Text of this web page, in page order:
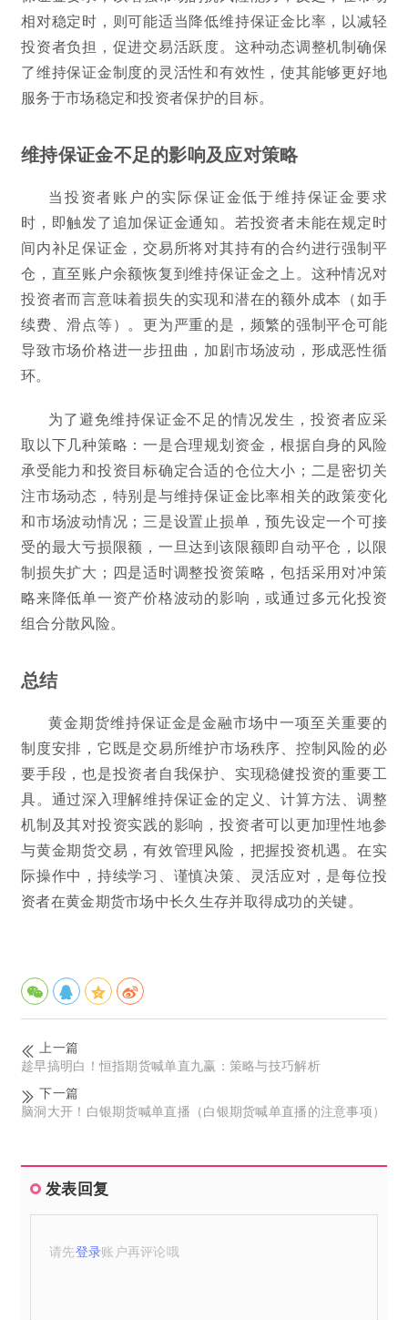
相对稳定时，则可能适当降低维持保证金比率，以减轻
投资者负担，促进交易活跃度。这种动态调整机制确保
了维持保证金制度的灵活性和有效性，使其能够更好地
服务于市场稳定和投资者保护的目标。
维持保证金不足的影响及应对策略
当投资者账户的实际保证金低于维持保证金要求
时，即触发了追加保证金通知。若投资者未能在规定时
间内补足保证金，交易所将对其持有的合约进行强制平
仓，直至账户余额恢复到维持保证金之上。这种情况对
投资者而言意味着损失的实现和潜在的额外成本（如手
续费、滑点等）。更为严重的是，频繁的强制平仓可能
导致市场价格进一步扭曲，加剧市场波动，形成恶性循
环。
为了避免维持保证金不足的情况发生，投资者应采
取以下几种策略：一是合理规划资金，根据自身的风险
承受能力和投资目标确定合适的仓位大小；二是密切关
注市场动态，特别是与维持保证金比率相关的政策变化
和市场波动情况；三是设置止损单，预先设定一个可接
受的最大亏损限额，一旦达到该限额即自动平仓，以限
制损失扩大；四是适时调整投资策略，包括采用对冲策
略来降低单一资产价格波动的影响，或通过多元化投资
组合分散风险。
总结
黄金期货维持保证金是金融市场中一项至关重要的
制度安排，它既是交易所维护市场秩序、控制风险的必
要手段，也是投资者自我保护、实现稳健投资的重要工
具。通过深入理解维持保证金的定义、计算方法、调整
机制及其对投资实践的影响，投资者可以更加理性地参
与黄金期货交易，有效管理风险，把握投资机遇。在实
际操作中，持续学习、谨慎决策、灵活应对，是每位投
资者在黄金期货市场中长久生存并取得成功的关键。
上一篇
趁早搞明白！恒指期货喊单直九赢：策略与技巧解析
下一篇
脑洞大开！白银期货喊单直播（白银期货喊单直播的注意事项）
发表回复
请先登录账户再评论哦